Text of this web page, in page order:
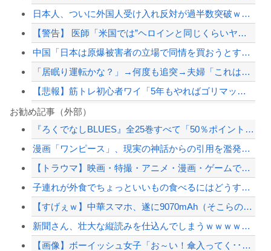
日本人、ついに外国人受け入れ反対が過半数突破ｗｗｗ
【警告】 医師「米国では”ヘロインと同じくらいヤバい薬”が日本では平気で処方され...
中国「日本は原爆被害者の立場で同情を買おうとするのを止めろ」
「居眠り運転かな？」→何度も追突→夫婦「これは事故じゃない」と気付く…
【悲報】筋トレ初心者ワイ「5年もやればゴリマッチョやろなぁ…」
甲子園出場校 猛暑と資金難に苦しむ
【ホロライブ】社員にビブー好きがいるに違いない（確信
度会隆輝(立浪セレクション).276 6本33点OPS.724 0失策←こいつが...
ジャンポケ斎藤と代理人のやりとり、「地獄すぎて完全にコントになってる……」と衝撃...
【配信者】「金バエ」のSNS更新が1週間途絶え、様々な憶測が飛び交う。1週間ぶり...
【緊急速報】NYで警官が黒人男性の首を絞め、暴動第二波不可避へ
お勧め記事（外部）
『ろくでなしBLUES』全25巻すべて「50％ポイント還元」セール！8,930円...
漫画「ワンピース」、現実の神話からの引用を濫発し無事教養が必要なコンテンツに
【トラウマ】映画・特撮・アニメ・漫画・ゲームで「主人公がガチで敗北した回」と聞い...
子連れが外食でちょっといいもの食べるにはどうすればいい？
【すげぇｗ】中華スマホ、遂に9070mAh（そこらの最新スマホの約2倍）のバッテ...
新聞さん、壮大な縦読みを仕込んでしまうｗｗｗｗｗｗｗ
【画像】ボーイッシュ女子「お～い！傘入ってく･･････♡」←どうする！！